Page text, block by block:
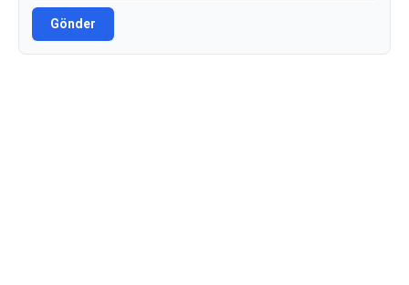
Gönder